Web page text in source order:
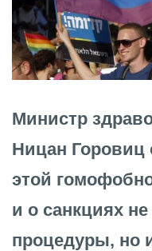
Министр
Ницан Горовиц
этой
и о санкциях
процедуры, но